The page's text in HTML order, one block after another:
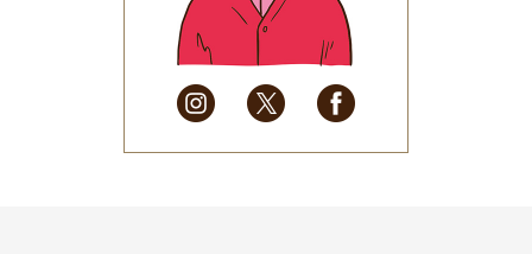
2025年4月
(32)
2025年3月(31)
2025年2月
(28)
2025年1月
(34)